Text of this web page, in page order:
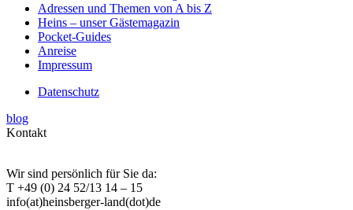
Adressen und Themen von A bis Z
Heins – unser Gästemagazin
Pocket-Guides
Anreise
Impressum
Datenschutz
blog
Kontakt
Wir sind persönlich für Sie da:
T +49 (0) 24 52/13 14 – 15
info(at)heinsberger-land(dot)de